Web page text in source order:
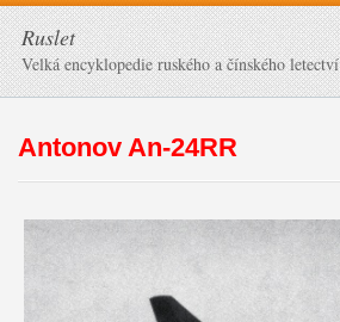
Ruslet
Velká encyklopedie ruského a čínského letectví
Antonov An-24RR